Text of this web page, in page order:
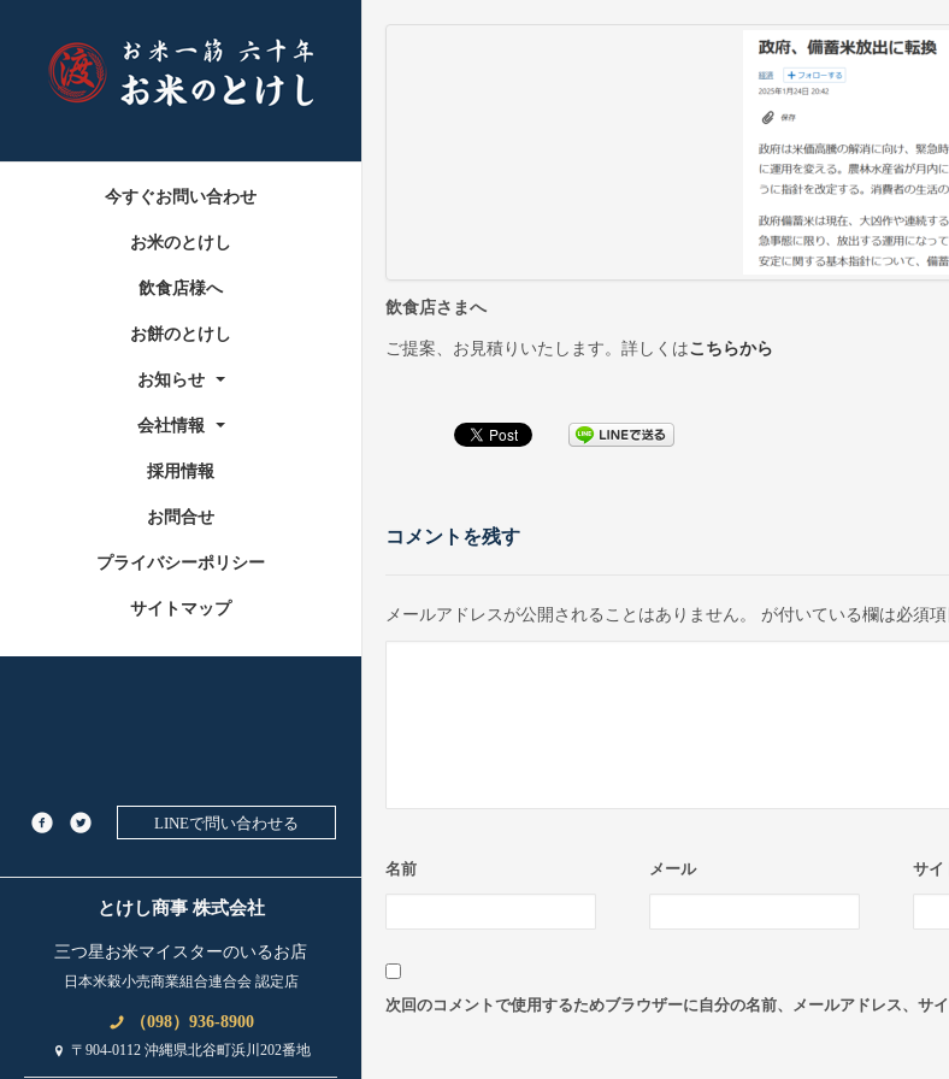
今すぐお問い合わせ
お米のとけし
飲食店様へ
お餅のとけし
お知らせ
会社情報
採用情報
お問合せ
プライバシーポリシー
サイトマップ
飲食店さまへ
ご提案、お見積りいたします。詳しくはこちらから
コメントを残す
メールアドレスが公開されることはありません。 が付いている欄は必須
名前 メール サイ
次回のコメントで使用するためブラウザーに自分の名前、メールアドレス、サイ
LINEで問い合わせる
とけし商事 株式会社
三つ星お米マイスターのいるお店
日本米穀小売商業組合連合会 認定店
（098）936-8900
〒904-0112 沖縄県北谷町浜川202番地